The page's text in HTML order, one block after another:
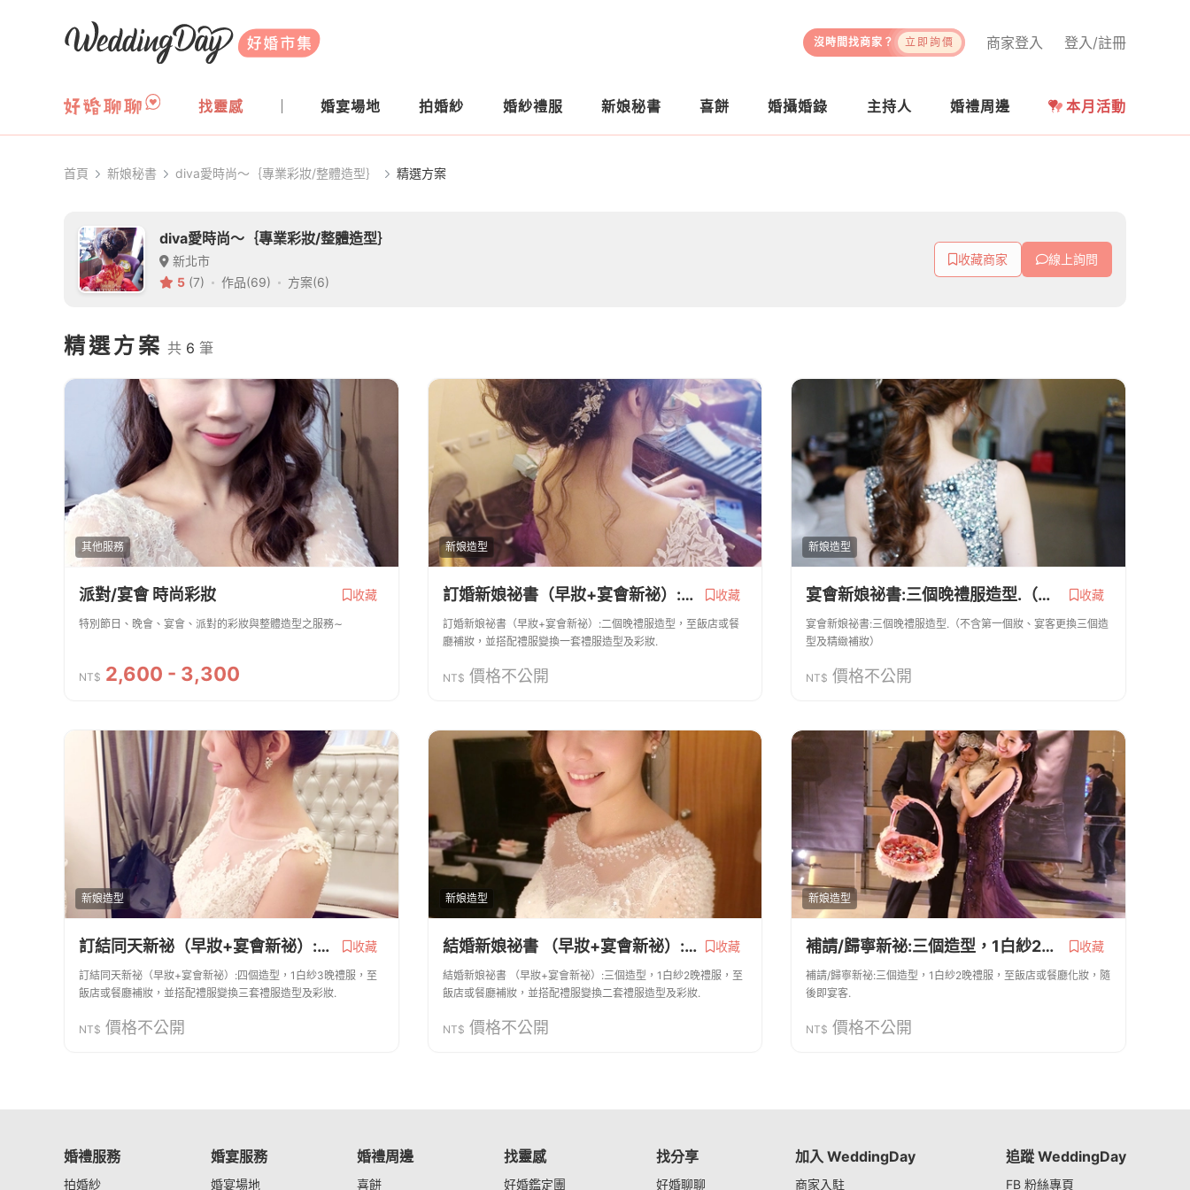
WeddingDay 好婚市集
登入/註冊
商家登入
沒時間找商家？ 立即詢價
找靈感 婚宴場地 拍婚紗 婚紗禮服 新娘秘書 喜餅 婚攝婚錄 主持人 婚禮周邊 本月活動
首頁 新娘秘書 diva愛時尚～｛專業彩妝/整體造型｝ 精選方案
diva愛時尚～｛專業彩妝/整體造型｝
新北市
5 (7) 作品(69) 方案(6)
收藏商家 線上詢問
精選方案 共 6 筆
其他服務
派對/宴會 時尚彩妝 收藏
特別節日、晚會、宴會、派對的彩妝與整體造型之服務∼
NT$ 2,600 - 3,300
新娘造型
訂婚新娘祕書（早妝+宴會新祕）:二個晚禮服造型 收藏
訂婚新娘祕書（早妝+宴會新祕）:二個晚禮服造型，至飯店或餐
廳補妝，並搭配禮服變換一套禮服造型及彩妝.
NT$ 價格不公開
新娘造型
宴會新娘祕書:三個晚禮服造型.（不含第一個妝、宴客更換三個造型及精緻補妝） 收藏
宴會新娘祕書:三個晚禮服造型.（不含第一個妝、宴客更換三個造
型及精緻補妝）
NT$ 價格不公開
新娘造型
訂結同天新祕（早妝+宴會新祕）:四個造型，1白紗3晚禮服換三套禮服 收藏
訂結同天新祕（早妝+宴會新祕）:四個造型，1白紗3晚禮服，至
飯店或餐廳補妝，並搭配禮服變換三套禮服造型及彩妝.
NT$ 價格不公開
新娘造型
結婚新娘祕書 （早妝+宴會新祕）:三個造型，1白紗2晚禮服 收藏
結婚新娘祕書 （早妝+宴會新祕）:三個造型，1白紗2晚禮服，至
飯店或餐廳補妝，並搭配禮服變換二套禮服造型及彩妝.
NT$ 價格不公開
新娘造型
補請/歸寧新祕:三個造型，1白紗2晚禮服 收藏
補請/歸寧新祕:三個造型，1白紗2晚禮服，至飯店或餐廳化妝，隨
後即宴客.
NT$ 價格不公開
婚禮服務
拍婚紗
婚宴服務
婚宴場地
婚禮周邊
喜餅
找靈感
好婚鑑定團
找分享
好婚聊聊
加入 WeddingDay
商家入駐
追蹤 WeddingDay
FB 粉絲專頁